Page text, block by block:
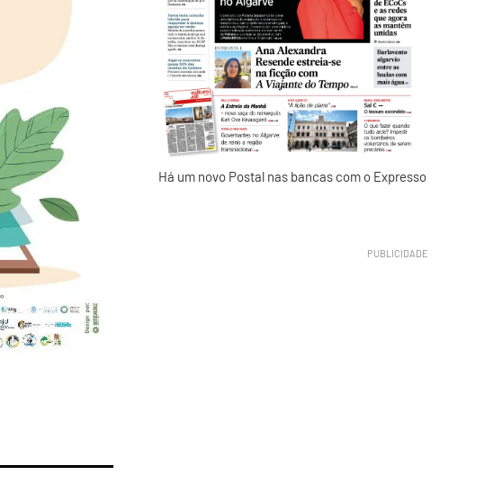
Há um novo Postal nas bancas com o Expresso